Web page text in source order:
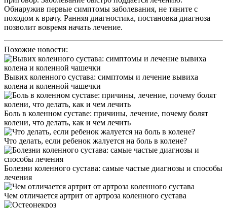
Обнаружив первые симптомы заболевания, не тяните с
походом к врачу. Ранняя диагностика, постановка диагноза
позволит вовремя начать лечение.
Похожие новости:
Вывих коленного сустава: симптомы и лечение вывиха
колена и коленной чашечки
Боль в коленном суставе: причины, лечение, почему болят
колени, что делать, как и чем лечить
Что делать, если ребенок жалуется на боль в колене?
Болезни коленного сустава: самые частые диагнозы и способы
лечения
Чем отличается артрит от артроза коленного сустава